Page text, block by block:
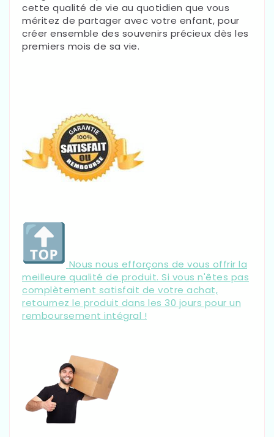
cette qualité de vie au quotidien que vous
méritez de partager avec votre enfant, pour
créer ensemble des souvenirs précieux dès les
premiers mois de sa vie.
Nous nous efforçons de vous offrir la
meilleure qualité de produit. Si vous n'êtes pas
complètement satisfait de votre achat,
retournez le produit dans les 30 jours pour un
remboursement intégral !